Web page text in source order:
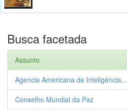
Busca facetada
Assunto
Agencia Americana de Inteligência...
Conselho Mundial da Paz